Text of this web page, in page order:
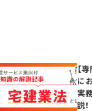
【
に
実
説！